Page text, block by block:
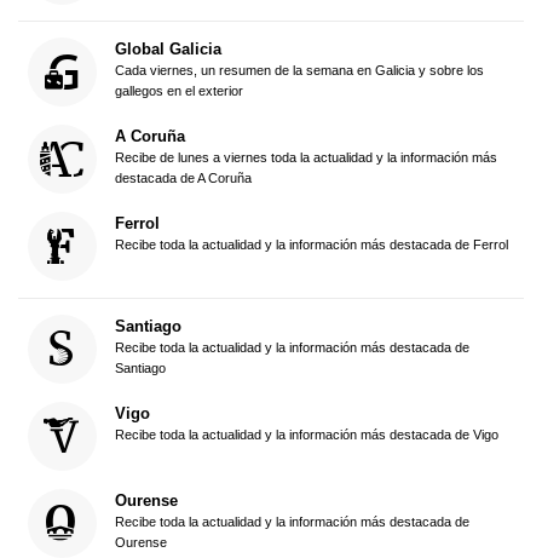
Global Galicia
Cada viernes, un resumen de la semana en Galicia y sobre los
gallegos en el exterior
A Coruña
Recibe de lunes a viernes toda la actualidad y la información más
destacada de A Coruña
Ferrol
Recibe toda la actualidad y la información más destacada de Ferrol
Santiago
Recibe toda la actualidad y la información más destacada de
Santiago
Vigo
Recibe toda la actualidad y la información más destacada de Vigo
Ourense
Recibe toda la actualidad y la información más destacada de
Ourense